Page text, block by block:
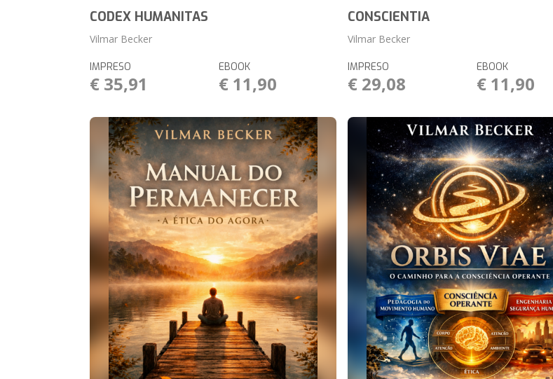
CODEX HUMANITAS
Vilmar Becker
IMPRESO
€ 35,91
EBOOK
€ 11,90
CONSCIENTIA
Vilmar Becker
IMPRESO
€ 29,08
EBOOK
€ 11,90